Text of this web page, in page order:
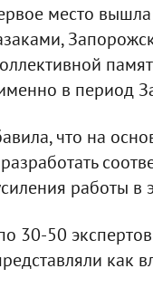
место
в период
что на
работы в
30-50
как